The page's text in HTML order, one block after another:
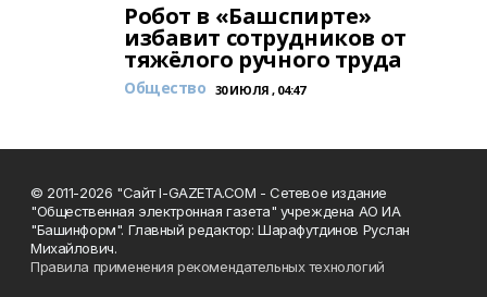
Робот в «Башспирте»
избавит сотрудников от
тяжёлого ручного труда
Общество 30 ИЮЛЯ , 04:47
© 2011-2026 "Сайт I-GAZETA.COM - Сетевое издание
"Общественная электронная газета" учреждена АО ИА
"Башинформ". Главный редактор: Шарафутдинов Руслан
Михайлович.
Правила применения рекомендательных технологий